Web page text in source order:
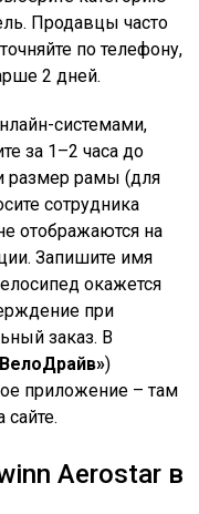
Продавцы часто
по телефону,
2 дней.
системами,
за 1–2 часа до
размер рамы (для
сотрудника
отображаются на
Запишите имя
окажется
при
заказ. В
)
приложение – там
Aerostar в